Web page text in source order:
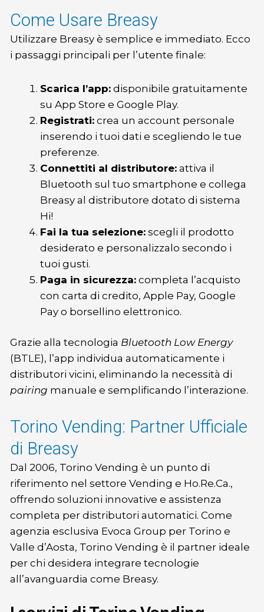
Come Usare Breasy
Utilizzare Breasy è semplice e immediato. Ecco
i passaggi principali per l’utente finale:
Scarica l’app: disponibile gratuitamente
su App Store e Google Play.
Registrati: crea un account personale
inserendo i tuoi dati e scegliendo le tue
preferenze.
Connettiti al distributore: attiva il
Bluetooth sul tuo smartphone e collega
Breasy al distributore dotato di sistema
Hi!
Fai la tua selezione: scegli il prodotto
desiderato e personalizzalo secondo i
tuoi gusti.
Paga in sicurezza: completa l’acquisto
con carta di credito, Apple Pay, Google
Pay o borsellino elettronico.
Grazie alla tecnologia Bluetooth Low Energy
(BTLE), l’app individua automaticamente i
distributori vicini, eliminando la necessità di
pairing manuale e semplificando l’interazione.
Torino Vending: Partner Ufficiale
di Breasy
Dal 2006, Torino Vending è un punto di
riferimento nel settore Vending e Ho.Re.Ca.,
offrendo soluzioni innovative e assistenza
completa per distributori automatici. Come
agenzia esclusiva Evoca Group per Torino e
Valle d’Aosta, Torino Vending è il partner ideale
per chi desidera integrare tecnologie
all’avanguardia come Breasy.